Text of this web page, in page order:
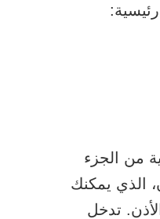
من الجزء
الذي يمكنك
تدخل